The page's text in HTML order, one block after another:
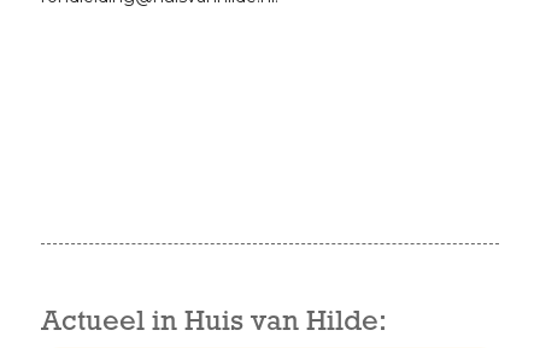
Actueel in Huis van Hilde: